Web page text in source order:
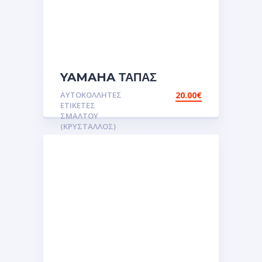
YAMAHA ΤΑΠΑΣ
ΒΕΝΖΙΝΑΣ Αυτοκόλλητες
ετικέτες 3D
Σμάλτου.Αυτοκόλλητα.stickers
ΑΥΤΟΚΌΛΛΗΤΕΣ
ΕΤΙΚΈΤΕΣ
ΣΜΆΛΤΟΥ
(ΚΡΥΣΤΑΛΛΟΣ)
20.00€